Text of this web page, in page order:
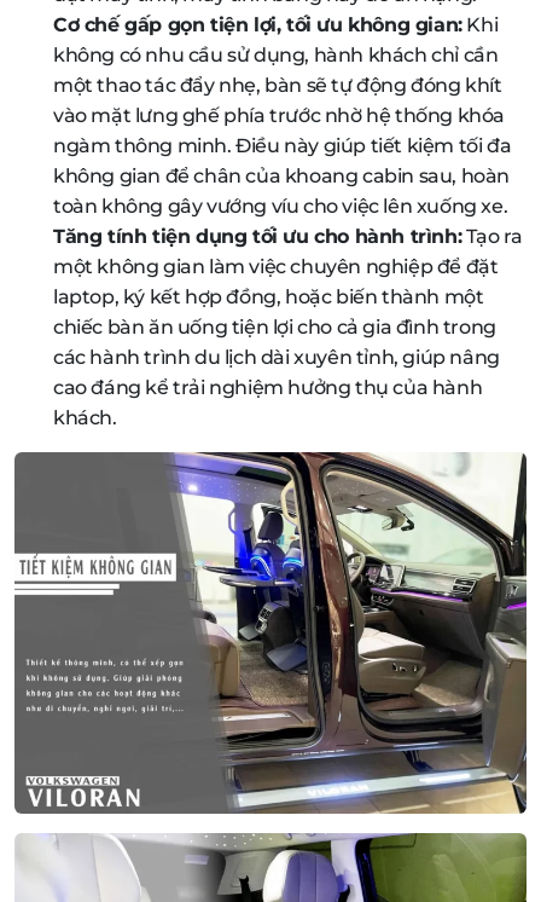
Cơ chế gấp gọn tiện lợi, tối ưu không gian:Khi
không có nhu cầu sử dụng, hành khách chỉ cần
một thao tác đẩy nhẹ, bàn sẽ tự động đóng khít
vào mặt lưng ghế phía trước nhờ hệ thống khóa
ngàm thông minh. Điều này giúp tiết kiệm tối đa
không gian để chân của khoang cabin sau, hoàn
toàn không gây vướng víu cho việc lên xuống xe.
Tăng tính tiện dụng tối ưu cho hành trình:Tạo ra
một không gian làm việc chuyên nghiệp để đặt
laptop, ký kết hợp đồng, hoặc biến thành một
chiếc bàn ăn uống tiện lợi cho cả gia đình trong
các hành trình du lịch dài xuyên tỉnh, giúp nâng
cao đáng kể trải nghiệm hưởng thụ của hành
khách.